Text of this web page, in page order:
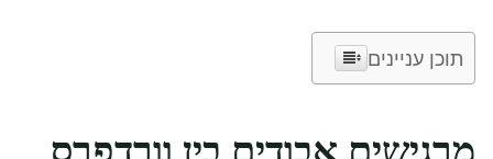
תוכן עניינים
מרגישים אבודים בין וורדפרס